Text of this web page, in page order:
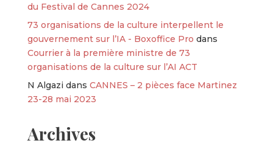
du Festival de Cannes 2024
73 organisations de la culture interpellent le
gouvernement sur l’IA - Boxoffice Pro dans
Courrier à la première ministre de 73
organisations de la culture sur l’AI ACT
N Algazi dans CANNES – 2 pièces face Martinez
23-28 mai 2023
Archives